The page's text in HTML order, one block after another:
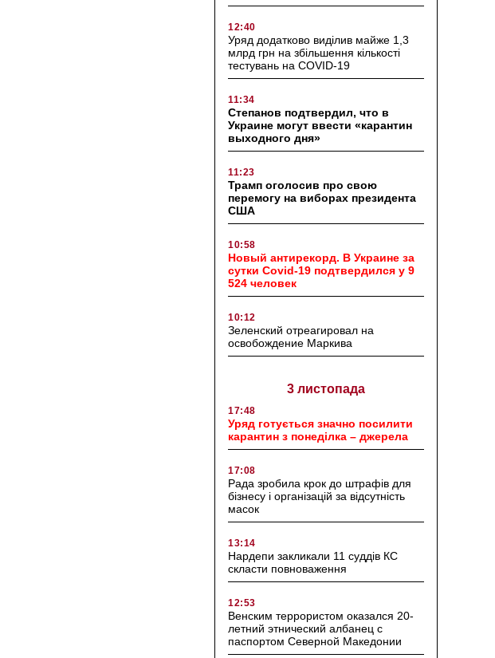
12:40
Уряд додатково виділив майже 1,3
млрд грн на збільшення кількості
тестувань на COVID-19
11:34
Степанов подтвердил, что в
Украине могут ввести «карантин
выходного дня»
11:23
Трамп оголосив про свою
перемогу на виборах президента
США
10:58
Новый антирекорд. В Украине за
сутки Covid-19 подтвердился у 9
524 человек
10:12
Зеленский отреагировал на
освобождение Маркива
3 листопада
17:48
Уряд готується значно посилити
карантин з понеділка – джерела
17:08
Рада зробила крок до штрафів для
бізнесу і організацій за відсутність
масок
13:14
Нардепи закликали 11 суддів КС
скласти повноваження
12:53
Венским террористом оказался 20-
летний этнический албанец с
паспортом Северной Македонии